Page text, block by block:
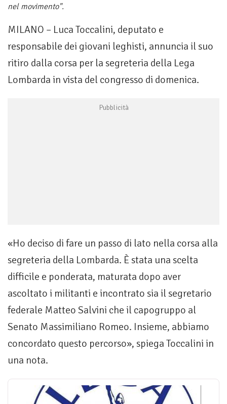
nel movimento".
MILANO – Luca Toccalini, deputato e
responsabile dei giovani leghisti, annuncia il suo
ritiro dalla corsa per la segreteria della Lega
Lombarda in vista del congresso di domenica.
«Ho deciso di fare un passo di lato nella corsa alla
segreteria della Lombarda. È stata una scelta
difficile e ponderata, maturata dopo aver
ascoltato i militanti e incontrato sia il segretario
federale Matteo Salvini che il capogruppo al
Senato Massimiliano Romeo. Insieme, abbiamo
concordato questo percorso», spiega Toccalini in
una nota.